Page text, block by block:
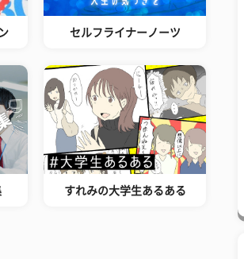
セルフライナーノーツ
すれみの大学生あるある